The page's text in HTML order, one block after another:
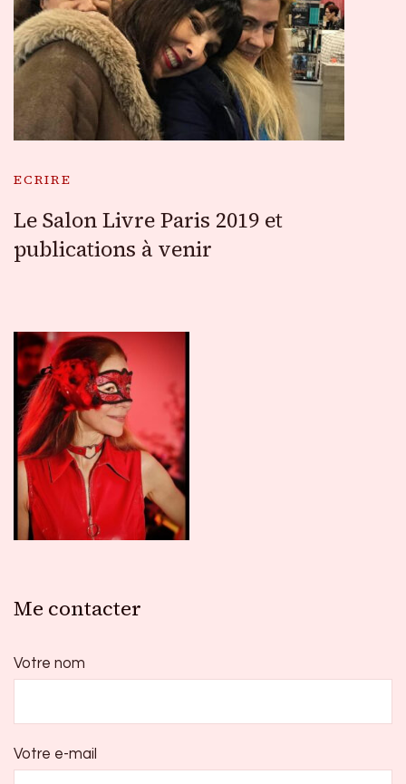
ECRIRE
Le Salon Livre Paris 2019 et
publications à venir
Me contacter
Votre nom
Votre e-mail